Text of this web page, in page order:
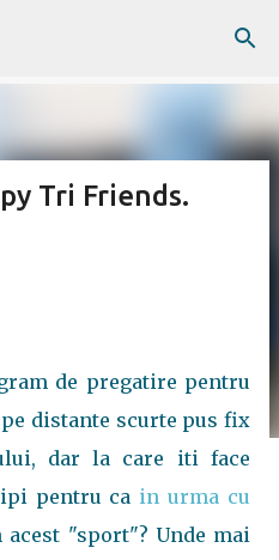
principal
Tri Friends.
de pregatire pentru
distante scurte pus fix
dar la care iti face
pentru ca in urma cu
"sport"? Unde mai